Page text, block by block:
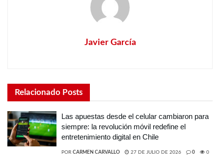
Javier García
Relacionado Posts
Las apuestas desde el celular cambiaron para
siempre: la revolución móvil redefine el
entretenimiento digital en Chile
POR CARMEN CARVALLO 27 DE JULIO DE 2026 0 0